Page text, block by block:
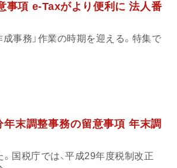
事項 e-Taxがより便利に 法人番
成事務」作業の時期を迎える。特集で
末調整事務の留意事項 年末調
国税庁では、平成29年度税制改正